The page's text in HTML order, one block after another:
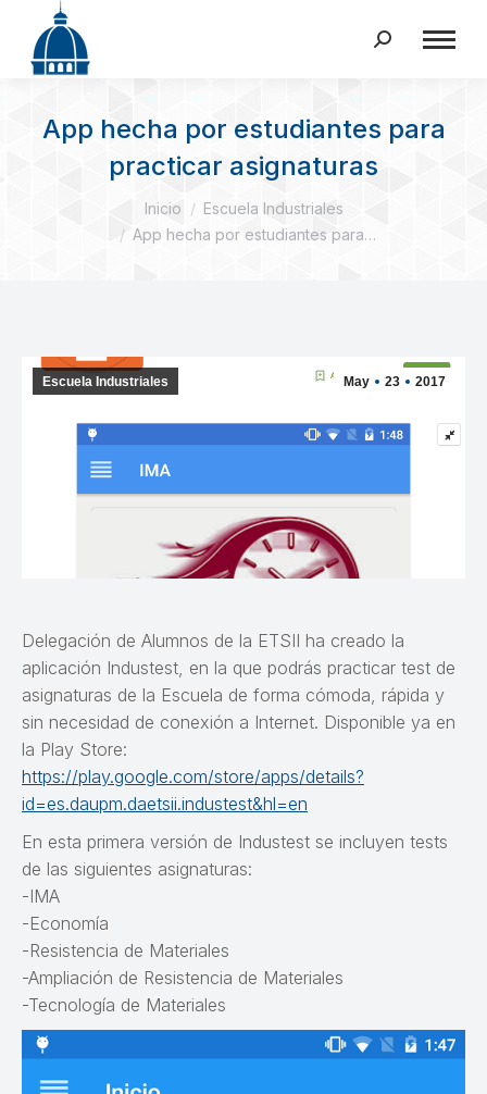
Buscar:
App hecha por estudiantes para
practicar asignaturas
Inicio
Escuela Industriales
App hecha por estudiantes para…
May 23 2017
Escuela Industriales
Delegación de Alumnos de la ETSII ha creado la
aplicación Industest, en la que podrás practicar test de
asignaturas de la Escuela de forma cómoda, rápida y
sin necesidad de conexión a Internet. Disponible ya en
la Play Store:
https://play.google.com/store/apps/details?
id=es.daupm.daetsii.industest&hl=en
En esta primera versión de Industest se incluyen tests
de las siguientes asignaturas:
-IMA
-Economía
-Resistencia de Materiales
-Ampliación de Resistencia de Materiales
-Tecnología de Materiales